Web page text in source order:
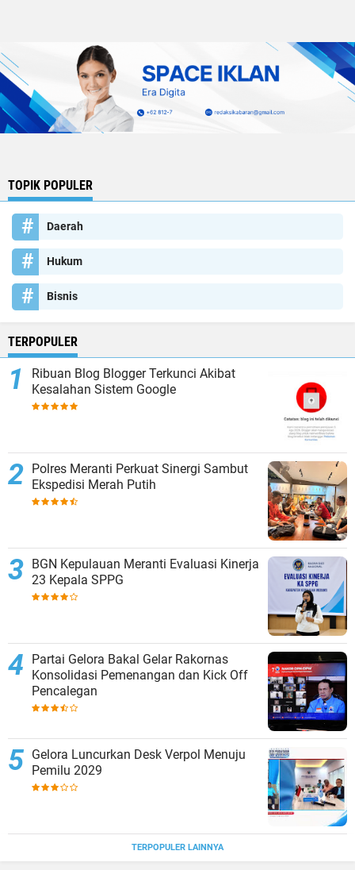
TOPIK POPULER
Daerah
Hukum
Bisnis
TERPOPULER
Ribuan Blog Blogger Terkunci Akibat
Kesalahan Sistem Google
Polres Meranti Perkuat Sinergi Sambut
Ekspedisi Merah Putih
BGN Kepulauan Meranti Evaluasi Kinerja
23 Kepala SPPG
Partai Gelora Bakal Gelar Rakornas
Konsolidasi Pemenangan dan Kick Off
Pencalegan
Gelora Luncurkan Desk Verpol Menuju
Pemilu 2029
TERPOPULER LAINNYA